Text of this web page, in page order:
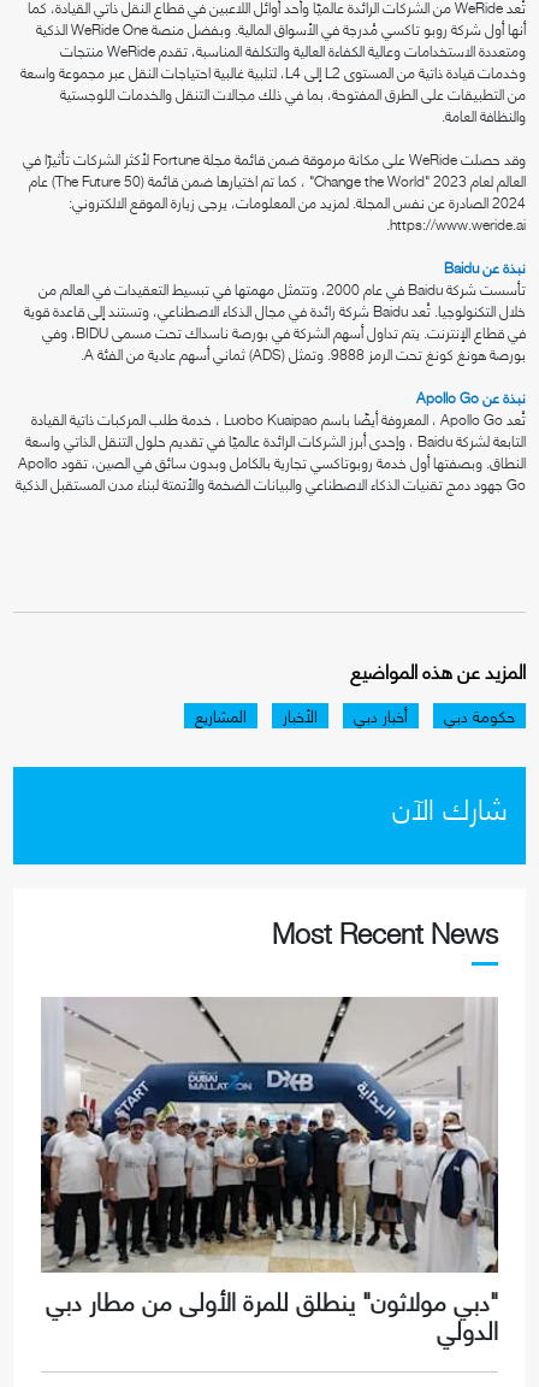
تُعد WeRide من الشركات الرائدة عالميًا وأحد أوائل اللاعبين في قطاع النقل ذاتي القيادة، كما
أنها أول شركة روبو تاكسي مُدرجة في الأسواق المالية. وبفضل منصة WeRide One الذكية
ومتعددة الاستخدامات وعالية الكفاءة العالية والتكلفة المناسبة، تقدم WeRide منتجات
وخدمات قيادة ذاتية من المستوى L2 إلى L4، لتلبية غالبية احتياجات النقل عبر مجموعة واسعة
من التطبيقات على الطرق المفتوحة، بما في ذلك مجالات التنقل والخدمات اللوجستية
والنظافة العامة.
وقد حصلت WeRide على مكانة مرموقة ضمن قائمة مجلة Fortune لأكثر الشركات تأثيرًا في
العالم لعام 2023 "Change the World" ، كما تم اختيارها ضمن قائمة (The Future 50) عام
2024 الصادرة عن نفس المجلة. لمزيد من المعلومات، يرجى زيارة الموقع الالكتروني:
https://www.weride.ai.
نبذة عن Baidu
تأسست شركة Baidu في عام 2000، وتتمثل مهمتها في تبسيط التعقيدات في العالم من
خلال التكنولوجيا. تُعد Baidu شركة رائدة في مجال الذكاء الاصطناعي، وتستند إلى قاعدة قوية
في قطاع الإنترنت. يتم تداول أسهم الشركة في بورصة ناسداك تحت مسمى BIDU، وفي
بورصة هونغ كونغ تحت الرمز 9888. وتمثل (ADS) ثماني أسهم عادية من الفئة A.
نبذة عن Apollo Go
تُعد Apollo Go ، المعروفة أيضًا باسم Luobo Kuaipao ، خدمة طلب المركبات ذاتية القيادة
التابعة لشركة Baidu ، وإحدى أبرز الشركات الرائدة عالميًا في تقديم حلول التنقل الذاتي واسعة
النطاق. وبصفتها أول خدمة روبوتاكسي تجارية بالكامل وبدون سائق في الصين، تقود Apollo
Go جهود دمج تقنيات الذكاء الاصطناعي والبيانات الضخمة والأتمتة لبناء مدن المستقبل الذكية
المزيد عن هذه المواضيع
حكومة دبي أخبار دبي الأخبار المشاريع
شارك الآن
Most Recent News
"دبي مولاثون" ينطلق للمرة الأولى من مطار دبي
الدولي